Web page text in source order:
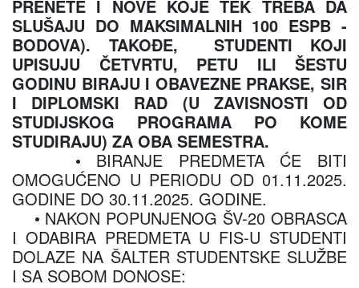
PRENETE I NOVE KOJE TEK TREBA DA
SLUŠAJU DO MAKSIMALNIH 100 ESPB -
BODOVA). TAKOĐE, STUDENTI KOJI
UPISUJU ČETVRTU, PETU ILI ŠESTU
GODINU BIRAJU I OBAVEZNE PRAKSE, SIR
I DIPLOMSKI RAD (U ZAVISNOSTI OD
STUDIJSKOG PROGRAMA PO KOME
STUDIRAJU) ZA OBA SEMESTRA.
• BIRANJE PREDMETA ĆE BITI
OMOGUĆENO U PERIODU OD 01.11.2025.
GODINE DO 30.11.2025. GODINE.
• NAKON POPUNJENOG ŠV-20 OBRASCA
I ODABIRA PREDMETA U FIS-U STUDENTI
DOLAZE NA ŠALTER STUDENTSKE SLUŽBE
I SA SOBOM DONOSE: